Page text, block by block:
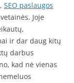
SEO paslaugos
Joje
ir dar daug kitų
darbus
kad nė vienas